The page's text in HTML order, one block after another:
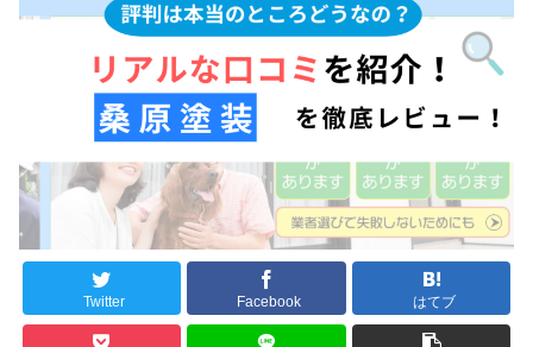
Twitter Facebook はてブ